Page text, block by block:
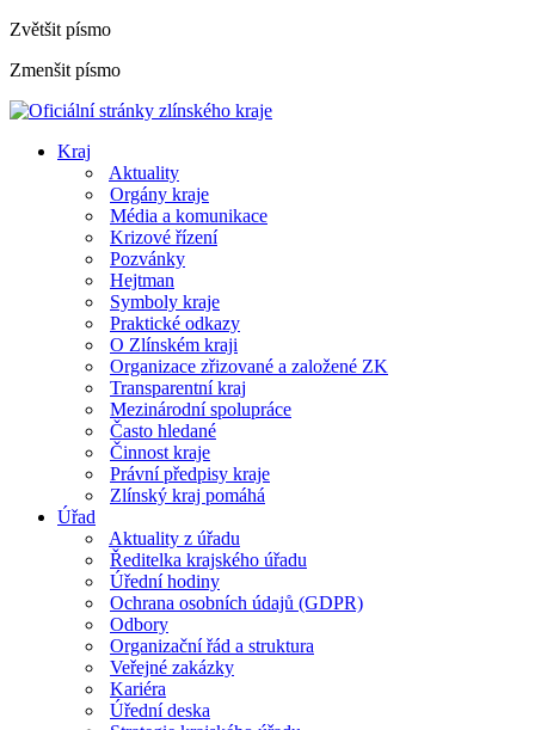
Zvětšit písmo
Zmenšit písmo
Kraj
Aktuality
Orgány kraje
Média a komunikace
Krizové řízení
Pozvánky
Hejtman
Symboly kraje
Praktické odkazy
O Zlínském kraji
Organizace zřizované a založené ZK
Transparentní kraj
Mezinárodní spolupráce
Často hledané
Činnost kraje
Právní předpisy kraje
Zlínský kraj pomáhá
Úřad
Aktuality z úřadu
Ředitelka krajského úřadu
Úřední hodiny
Ochrana osobních údajů (GDPR)
Odbory
Organizační řád a struktura
Veřejné zakázky
Kariéra
Úřední deska